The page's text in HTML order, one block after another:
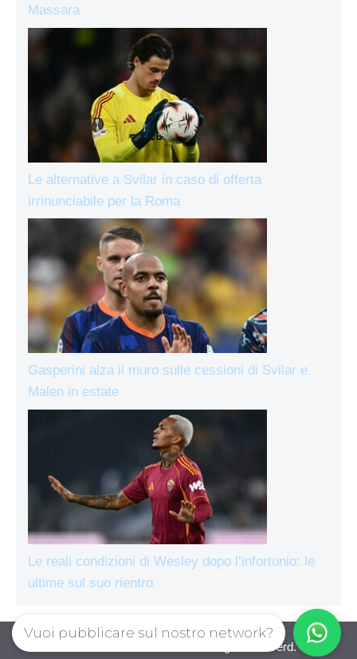
Massara
Le alternative a Svilar in caso di offerta
irrinunciabile per la Roma
Gasperini alza il muro sulle cessioni di Svilar e
Malen in estate
Le reali condizioni di Wesley dopo l’infortunio: le
ultime sul suo rientro
AsRomaLive.com © 2026. All right reserverd.
Vuoi pubblicare sul nostro network?